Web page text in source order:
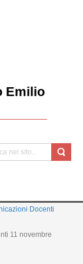
Emilio
Docenti
11 novembre